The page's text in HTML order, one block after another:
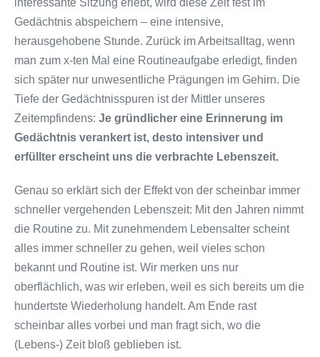
Gedächtnis abspeichern – eine intensive,
herausgehobene Stunde. Zurück im Arbeitsalltag, wenn
man zum x-ten Mal eine Routineaufgabe erledigt, finden
sich später nur unwesentliche Prägungen im Gehirn. Die
Tiefe der Gedächtnisspuren ist der Mittler unseres
Zeitempfindens: Je gründlicher eine Erinnerung im
Gedächtnis verankert ist, desto intensiver und
erfüllter erscheint uns die verbrachte Lebenszeit.
Genau so erklärt sich der Effekt von der scheinbar immer
schneller vergehenden Lebenszeit: Mit den Jahren nimmt
die Routine zu. Mit zunehmendem Lebensalter scheint
alles immer schneller zu gehen, weil vieles schon
bekannt und Routine ist. Wir merken uns nur
oberflächlich, was wir erleben, weil es sich bereits um die
hundertste Wiederholung handelt. Am Ende rast
scheinbar alles vorbei und man fragt sich, wo die
(Lebens-) Zeit bloß geblieben ist.